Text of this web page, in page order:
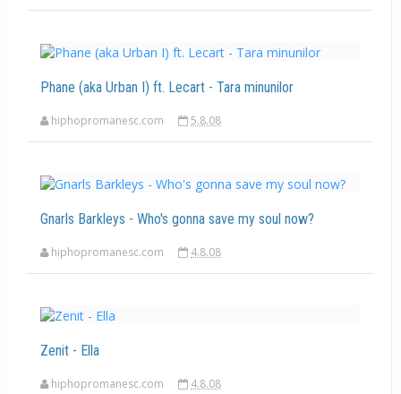
Phane (aka Urban I) ft. Lecart - Tara minunilor
hiphopromanesc.com 5.8.08
Gnarls Barkleys - Who's gonna save my soul now?
hiphopromanesc.com 4.8.08
Zenit - Ella
hiphopromanesc.com 4.8.08